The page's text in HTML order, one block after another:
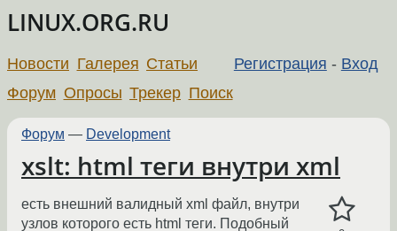
LINUX.ORG.RU
Регистрация - Вход
Новости Галерея Статьи
Форум Опросы Трекер Поиск
Форум — Development
xslt: html теги внутри xml
есть внешний валидный xml файл, внутри
узлов которого есть html теги. Подобный